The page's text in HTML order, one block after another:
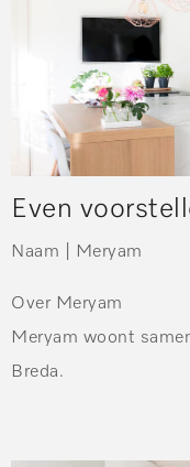
Even
Naam | Meryam
Over Meryam
Meryam woont
Breda.